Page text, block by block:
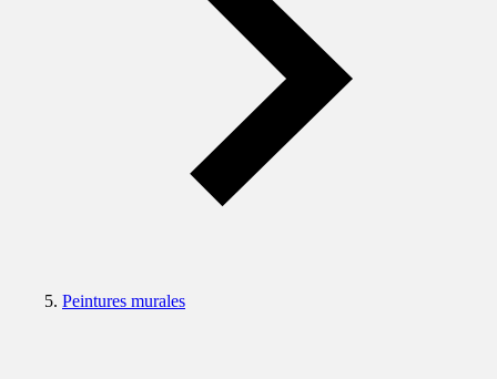
Peintures murales